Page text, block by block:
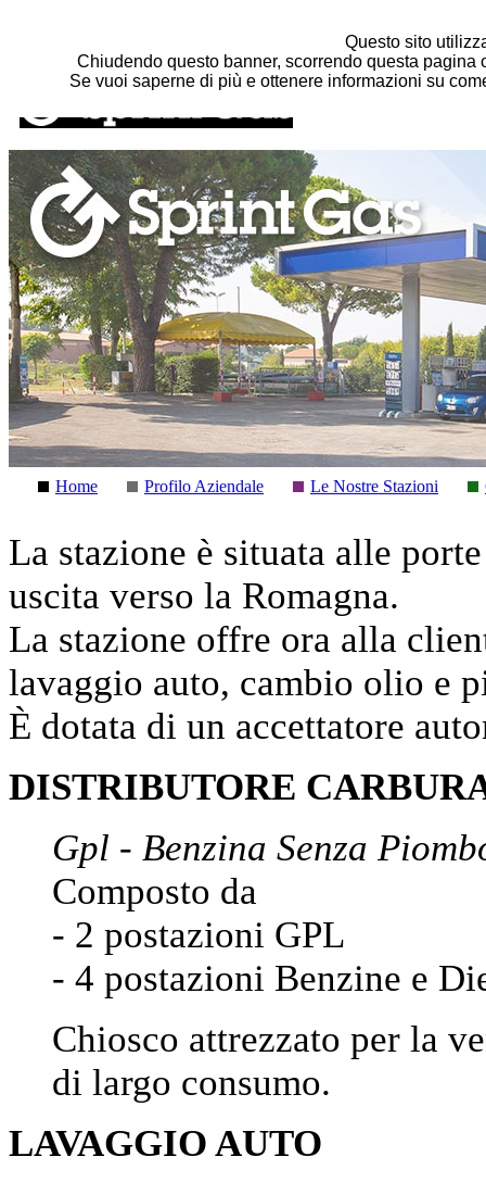
Salta al contenuto principale
Questo sito
Chiudendo questo banner, scorrendo questa
Se vuoi saperne di più e ottenere informazioni su
Home Profilo Aziendale Le Nostre Stazioni
La stazione è situata alle
uscita verso la Romagna.
La stazione offre ora alla
lavaggio auto, cambio olio e
È dotata di un accettatore
DISTRIBUTORE
Gpl - Benzina Senza
Composto da
- 2 postazioni GPL
- 4 postazioni Benzine e
Chiosco attrezzato per la
di largo consumo.
LAVAGGIO AUTO